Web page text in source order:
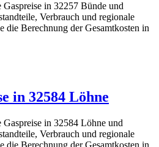
in 32257 Bünde und
Verbrauch und regionale
die Berechnung der Gesamtkosten in
in 32584 Löhne
in 32584 Löhne und
Verbrauch und regionale
die Berechnung der Gesamtkosten in